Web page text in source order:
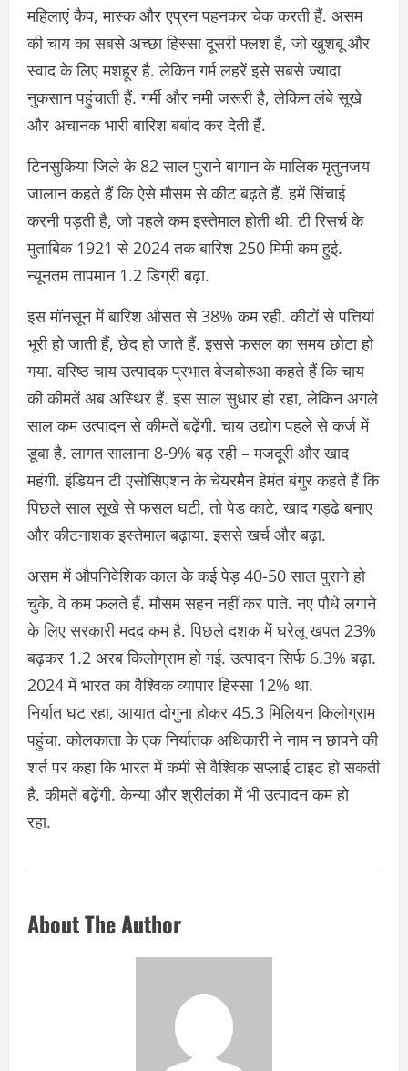
महिलाएं कैप, मास्क और एप्रन पहनकर चेक करती हैं. असम
की चाय का सबसे अच्छा हिस्सा दूसरी फ्लश है, जो खुशबू और
स्वाद के लिए मशहूर है. लेकिन गर्म लहरें इसे सबसे ज्यादा
नुकसान पहुंचाती हैं. गर्मी और नमी जरूरी है, लेकिन लंबे सूखे
और अचानक भारी बारिश बर्बाद कर देती हैं.
टिनसुकिया जिले के 82 साल पुराने बागान के मालिक मृतुनजय
जालान कहते हैं कि ऐसे मौसम से कीट बढ़ते हैं. हमें सिंचाई
करनी पड़ती है, जो पहले कम इस्तेमाल होती थी. टी रिसर्च के
मुताबिक 1921 से 2024 तक बारिश 250 मिमी कम हुई.
न्यूनतम तापमान 1.2 डिग्री बढ़ा.
इस मॉनसून में बारिश औसत से 38% कम रही. कीटों से पत्तियां
भूरी हो जाती हैं, छेद हो जाते हैं. इससे फसल का समय छोटा हो
गया. वरिष्ठ चाय उत्पादक प्रभात बेजबोरुआ कहते हैं कि चाय
की कीमतें अब अस्थिर हैं. इस साल सुधार हो रहा, लेकिन अगले
साल कम उत्पादन से कीमतें बढ़ेंगी. चाय उद्योग पहले से कर्ज में
डूबा है. लागत सालाना 8-9% बढ़ रही – मजदूरी और खाद
महंगी. इंडियन टी एसोसिएशन के चेयरमैन हेमंत बंगुर कहते हैं कि
पिछले साल सूखे से फसल घटी, तो पेड़ काटे, खाद गड्ढे बनाए
और कीटनाशक इस्तेमाल बढ़ाया. इससे खर्च और बढ़ा.
असम में औपनिवेशिक काल के कई पेड़ 40-50 साल पुराने हो
चुके. वे कम फलते हैं. मौसम सहन नहीं कर पाते. नए पौधे लगाने
के लिए सरकारी मदद कम है. पिछले दशक में घरेलू खपत 23%
बढ़कर 1.2 अरब किलोग्राम हो गई. उत्पादन सिर्फ 6.3% बढ़ा.
2024 में भारत का वैश्विक व्यापार हिस्सा 12% था.
निर्यात घट रहा, आयात दोगुना होकर 45.3 मिलियन किलोग्राम
पहुंचा. कोलकाता के एक निर्यातक अधिकारी ने नाम न छापने की
शर्त पर कहा कि भारत में कमी से वैश्विक सप्लाई टाइट हो सकती
है. कीमतें बढ़ेंगी. केन्या और श्रीलंका में भी उत्पादन कम हो
रहा.
About The Author